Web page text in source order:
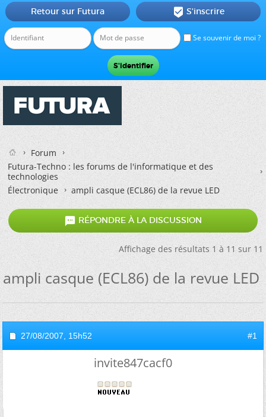
Se souvenir de moi ?
Retour sur Futura  S'inscrire
Forum
Futura-Techno : les forums de l'informatique et des
technologies
Électronique
ampli casque (ECL86) de la revue LED
 RÉPONDRE À LA DISCUSSION
Affichage des résultats 1 à 11 sur 11
ampli casque (ECL86) de la revue LED
27/08/2007, 15h52 #1
invite847cacf0